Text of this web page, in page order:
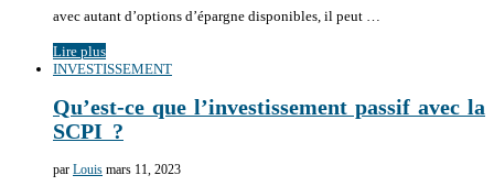
avec autant d’options d’épargne disponibles, il peut …
Lire plus
INVESTISSEMENT
Qu’est-ce que l’investissement passif avec la
SCPI ?
par Louis mars 11, 2023